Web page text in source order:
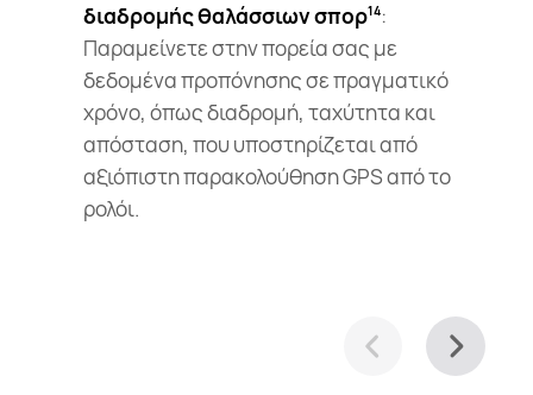
διαδρομής θαλάσσιων σπορ14:
Παραμείνετε στην πορεία σας με
δεδομένα προπόνησης σε πραγματικό
χρόνο, όπως διαδρομή, ταχύτητα και
απόσταση, που υποστηρίζεται από
αξιόπιστη παρακολούθηση GPS από το
ρολόι.